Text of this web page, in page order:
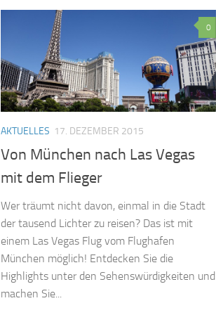
0
AKTUELLES 17. DEZEMBER 2015
Von München nach Las Vegas
mit dem Flieger
Wer träumt nicht davon, einmal in die Stadt
der tausend Lichter zu reisen? Das ist mit
einem Las Vegas Flug vom Flughafen
München möglich! Entdecken Sie die
Highlights unter den Sehenswürdigkeiten und
machen Sie...